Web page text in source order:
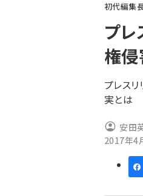
ン
く
ず
初代編集
プ
権侵
プレス
実とは
安田
2017年4